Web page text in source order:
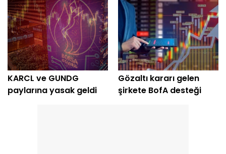
KARCL ve GUNDG
paylarına yasak geldi
Gözaltı kararı gelen
şirkete BofA desteği